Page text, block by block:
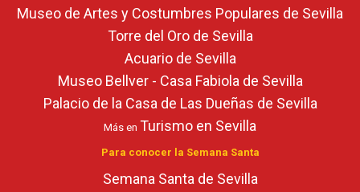
Museo de Artes y Costumbres Populares de Sevilla
Torre del Oro de Sevilla
Acuario de Sevilla
Museo Bellver - Casa Fabiola de Sevilla
Palacio de la Casa de Las Dueñas de Sevilla
Más en Turismo en Sevilla
Para conocer la Semana Santa
Semana Santa de Sevilla